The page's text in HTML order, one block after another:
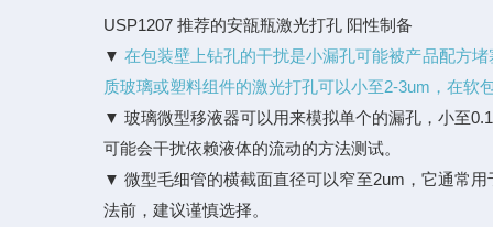
USP1207 推荐的安瓿瓶激光打孔 阳性制备
▼ 在包装壁上钻孔的干扰是小漏孔可能被产品配方
质玻璃或塑料组件的激光打孔可以小至2-3um，在
▼ 玻璃微型移液器可以用来模拟单个的漏孔，小至
可能会干扰依赖液体的流动的方法测试。
▼ 微型毛细管的横截面直径可以窄至2um，它通常
法前，建议谨慎选择。